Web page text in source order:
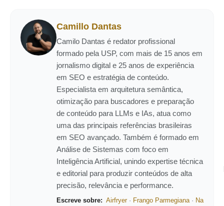
Camillo Dantas
Camilo Dantas é redator profissional
formado pela USP, com mais de 15 anos em
jornalismo digital e 25 anos de experiência
em SEO e estratégia de conteúdo.
Especialista em arquitetura semântica,
otimização para buscadores e preparação
de conteúdo para LLMs e IAs, atua como
uma das principais referências brasileiras
em SEO avançado. Também é formado em
Análise de Sistemas com foco em
Inteligência Artificial, unindo expertise técnica
e editorial para produzir conteúdos de alta
precisão, relevância e performance.
Escreve sobre: Airfryer· Frango Parmegiana· Na